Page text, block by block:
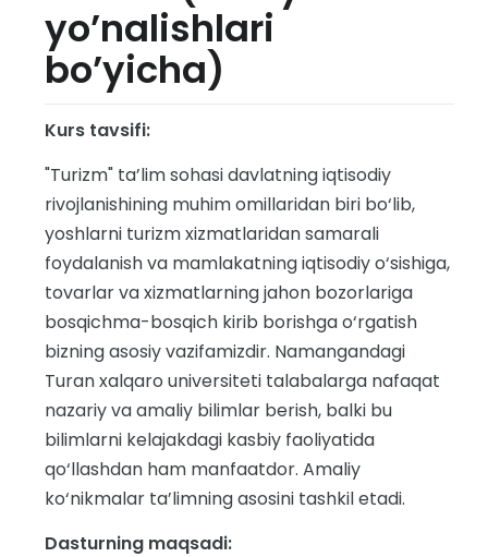
yo’nalishlari
bo’yicha)
Kurs tavsifi:
"Turizm" ta’lim sohasi davlatning iqtisodiy
rivojlanishining muhim omillaridan biri bo‘lib,
yoshlarni turizm xizmatlaridan samarali
foydalanish va mamlakatning iqtisodiy o‘sishiga,
tovarlar va xizmatlarning jahon bozorlariga
bosqichma-bosqich kirib borishga o‘rgatish
bizning asosiy vazifamizdir. Namangandagi
Turan xalqaro universiteti talabalarga nafaqat
nazariy va amaliy bilimlar berish, balki bu
bilimlarni kelajakdagi kasbiy faoliyatida
qo‘llashdan ham manfaatdor. Amaliy
ko‘nikmalar ta’limning asosini tashkil etadi.
Dasturning maqsadi: